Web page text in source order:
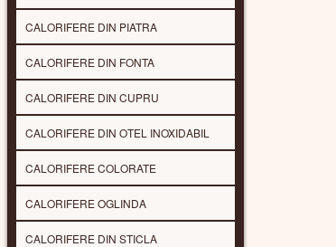
CALORIFERE DIN PIATRA
CALORIFERE DIN FONTA
CALORIFERE DIN CUPRU
CALORIFERE DIN OTEL INOXIDABIL
CALORIFERE COLORATE
CALORIFERE OGLINDA
CALORIFERE DIN STICLA